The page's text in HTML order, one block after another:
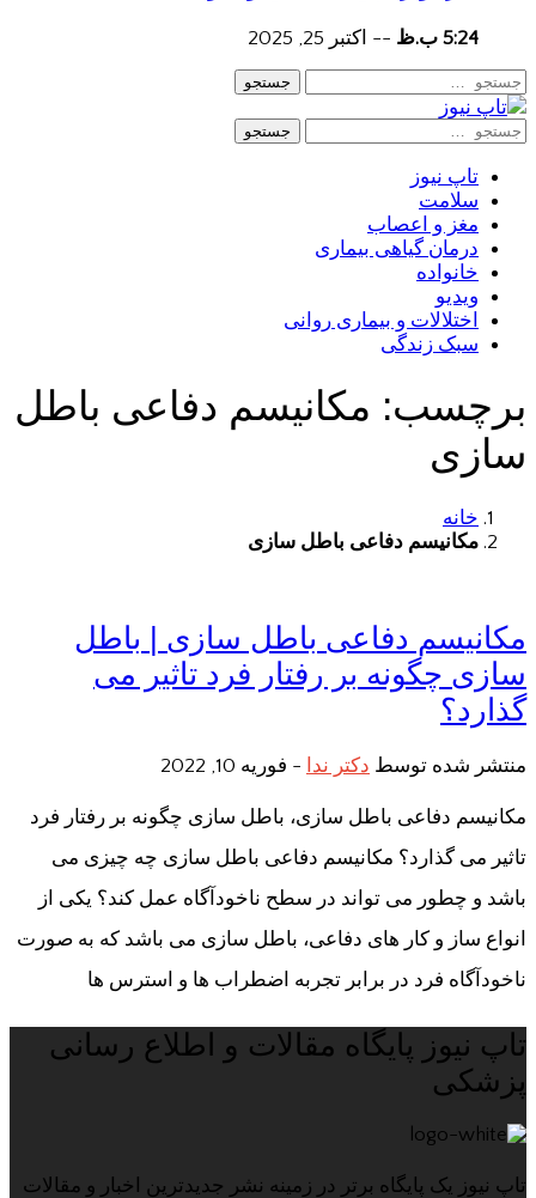
5:24 ب.ظ -- اکتبر 25, 2025
جستجو
جستجو
تاپ نیوز
سلامت
مغز و اعصاب
درمان گیاهی بیماری
خانواده
ویدیو
اختلالات و بیماری روانی
سبک زندگی
برچسب: مکانیسم دفاعی باطل
سازی
خانه
مکانیسم دفاعی باطل سازی
مکانیسم دفاعی باطل سازی | باطل
سازی چگونه بر رفتار فرد تاثیر می
گذارد؟
منتشر شده توسط دکتر ندا - فوریه 10, 2022
مکانیسم دفاعی باطل سازی، باطل سازی چگونه بر رفتار فرد
تاثیر می گذارد؟ مکانیسم دفاعی باطل سازی چه چیزی می
باشد و چطور می تواند در سطح ناخودآگاه عمل کند؟ یکی از
انواع ساز و کار های دفاعی، باطل سازی می باشد که به صورت
ناخودآگاه فرد در برابر تجربه اضطراب ها و استرس ها
تاپ نیوز پایگاه مقالات و اطلاع رسانی
پزشکی
تاپ نیوز یک پایگاه برتر در زمینه نشر جدیدترین اخبار و مقالات